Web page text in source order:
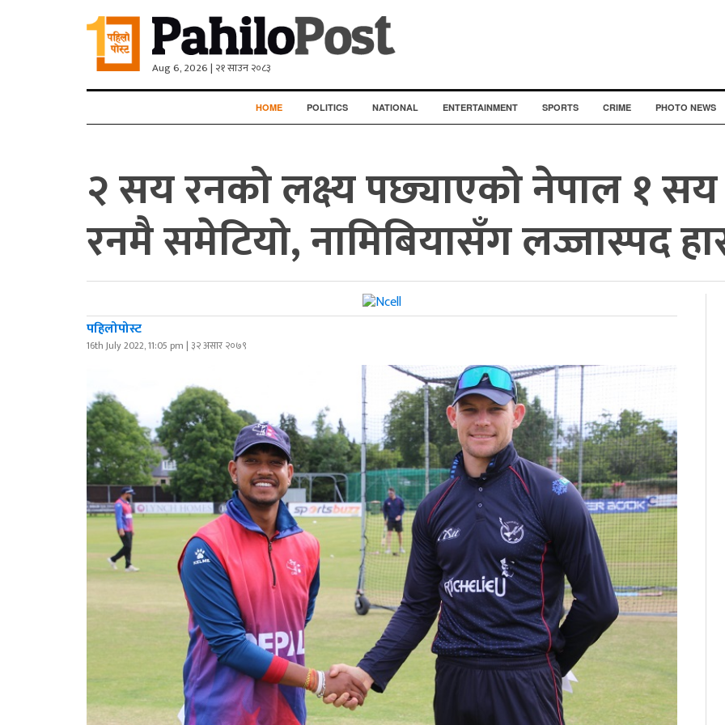
Aug 6, 2026 | २१ साउन २०८३
HOME POLITICS NATIONAL ENTERTAINMENT SPORTS CRIME PHOTO NEWS
२ सय रनको लक्ष्य पछ्याएको नेपाल १
रनमै समेटियो, नामिबियासँग लज्जास्पद
पहिलोपोस्ट
16th July 2022, 11:05 pm | ३२ असार २०७९